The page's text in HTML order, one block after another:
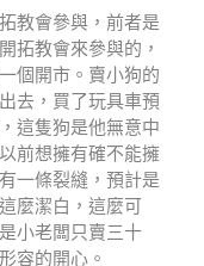
教會參與，前者是
拓教會來參與的，
個開市。賣小狗的
去，買了玩具車預
這隻狗是他無意中
前想擁有確不能擁
一條裂縫，預計是
麼潔白，這麼可
小老闆只賣三十
容的開心。